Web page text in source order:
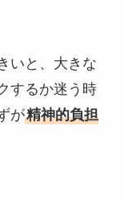
いと、大きな
するか迷う時
が精神的負担